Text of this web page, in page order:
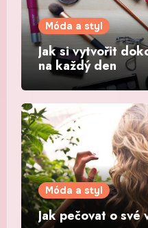
Móda a styl
Jak si vytvořit
na každý den
Móda a styl
Jak pečovat o své